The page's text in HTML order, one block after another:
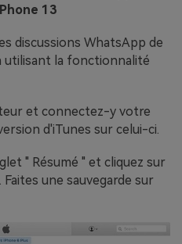
13
discussions WhatsApp de
utilisant la fonctionnalité
et connectez-y votre
d'iTunes sur celui-ci.
" Résumé " et cliquez sur
une sauvegarde sur